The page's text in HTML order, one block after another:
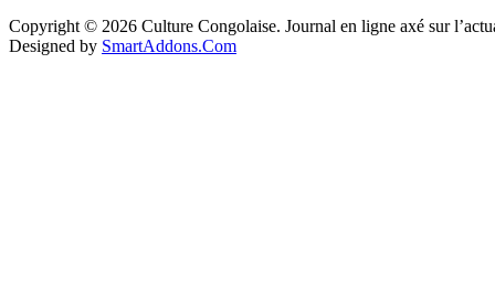
Copyright © 2026 Culture Congolaise. Journal en ligne axé sur
Designed by SmartAddons.Com